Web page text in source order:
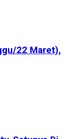
22 Maret),